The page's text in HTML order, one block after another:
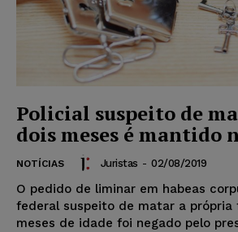
Policial suspeito de
dois meses é mantido
NOTÍCIAS Juristas - 02/08/2019
O pedido de liminar em habeas
federal suspeito de matar a própria
meses de idade foi negado pelo